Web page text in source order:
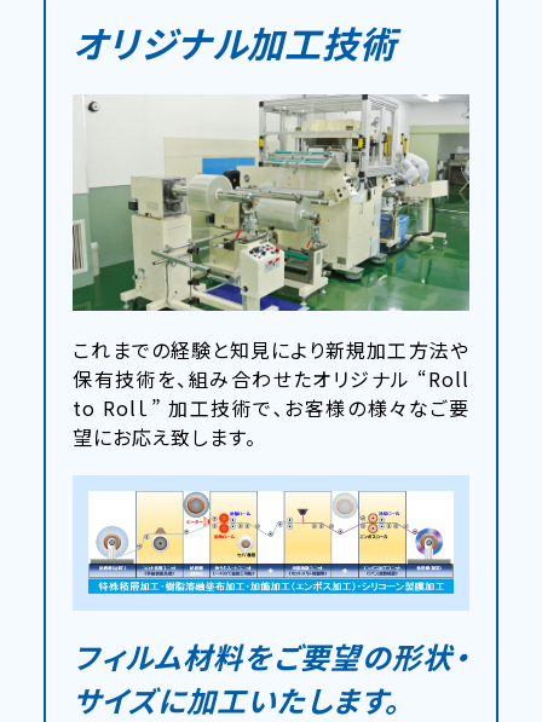
オリジナル加工技術
これまでの経験と知見により新規加工方法や
保有技術を、組み合わせたオリジナル “Roll
to Rolｌ” 加工技術で､お客様の様々なご要
望にお応え致します。
フィルム材料をご要望の形状・
サイズに加工いたします。